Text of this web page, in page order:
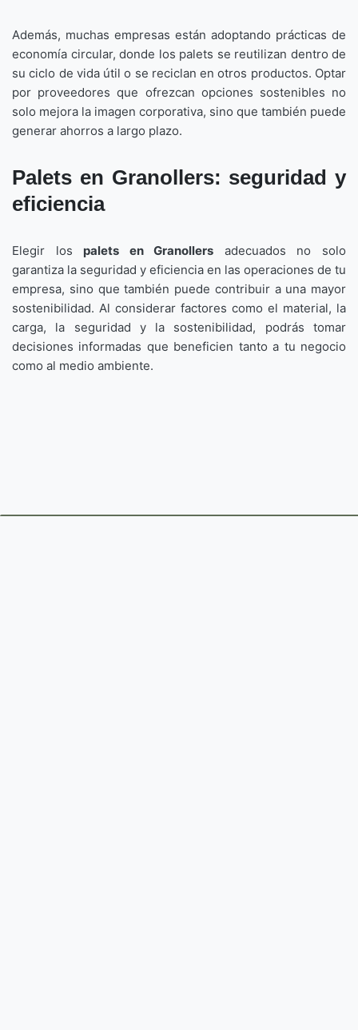
Además, muchas empresas están adoptando prácticas de
economía circular, donde los palets se reutilizan dentro de
su ciclo de vida útil o se reciclan en otros productos. Optar
por proveedores que ofrezcan opciones sostenibles no
solo mejora la imagen corporativa, sino que también puede
generar ahorros a largo plazo.
Palets en Granollers: seguridad y
eficiencia
Elegir los palets en Granollers adecuados no solo
garantiza la seguridad y eficiencia en las operaciones de tu
empresa, sino que también puede contribuir a una mayor
sostenibilidad. Al considerar factores como el material, la
carga, la seguridad y la sostenibilidad, podrás tomar
decisiones informadas que beneficien tanto a tu negocio
como al medio ambiente.